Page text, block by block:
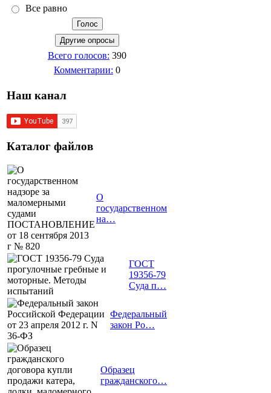
Все равно
Всего голосов: 390
Комментарии: 0
Наш канал
Каталог файлов
О
государственном
на…
ГОСТ
19356-79
Суда п…
Федеральный
закон Ро…
Образец
гражданского…